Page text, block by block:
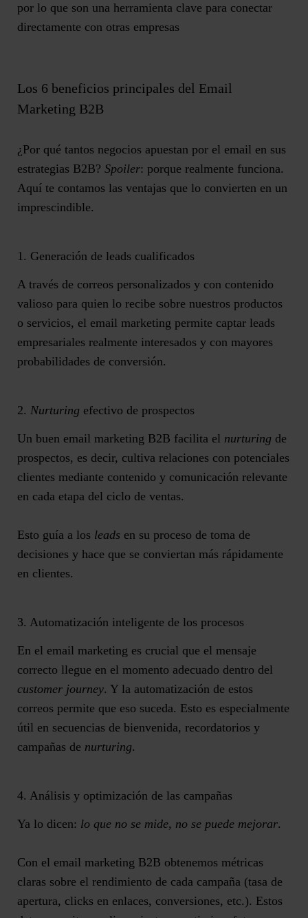
por lo que son una herramienta clave para conectar
directamente con otras empresas
Los 6 beneficios principales del Email
Marketing B2B
¿Por qué tantos negocios apuestan por el email en sus
estrategias B2B? Spoiler: porque realmente funciona.
Aquí te contamos las ventajas que lo convierten en un
imprescindible.
1. Generación de leads cualificados
A través de correos personalizados y con contenido
valioso para quien lo recibe sobre nuestros productos
o servicios, el email marketing permite captar leads
empresariales realmente interesados y con mayores
probabilidades de conversión.
2. Nurturing efectivo de prospectos
Un buen email marketing B2B facilita el nurturing de
prospectos, es decir, cultiva relaciones con potenciales
clientes mediante contenido y comunicación relevante
en cada etapa del ciclo de ventas.
Esto guía a los leads en su proceso de toma de
decisiones y hace que se conviertan más rápidamente
en clientes.
3. Automatización inteligente de los procesos
En el email marketing es crucial que el mensaje
correcto llegue en el momento adecuado dentro del
customer journey. Y la automatización de estos
correos permite que eso suceda. Esto es especialmente
útil en secuencias de bienvenida, recordatorios y
campañas de nurturing.
4. Análisis y optimización de las campañas
Ya lo dicen: lo que no se mide, no se puede mejorar.
Con el email marketing B2B obtenemos métricas
claras sobre el rendimiento de cada campaña (tasa de
apertura, clicks en enlaces, conversiones, etc.). Estos